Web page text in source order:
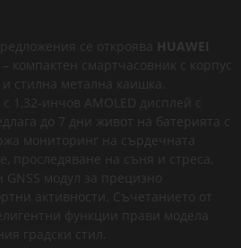
се откроява
HUAWEI
– компактен смартчасовник с корпус
стилна метална каишка.
1,32-инчов AMOLED дисплей с
до 7 дни живот на батерията с
мониторинг на сърдечната
проследяване на съня и стреса,
GNSS модул за прецизно
активности. Съчетанието от
функции прави модела
градски стил.